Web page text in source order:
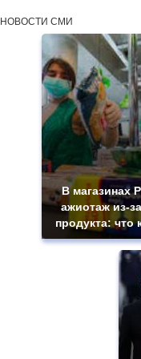
НОВОСТИ СМИ
В магазинах
ажиотаж из-
продукта: что